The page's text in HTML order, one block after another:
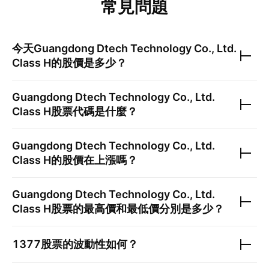
常見問題
今天Guangdong Dtech Technology Co., Ltd.
Class H的股價是多少？
Guangdong Dtech Technology Co., Ltd.
Class H股票代碼是什麼？
Guangdong Dtech Technology Co., Ltd.
Class H的股價在上漲嗎？
Guangdong Dtech Technology Co., Ltd.
Class H股票的最高價和最低價分別是多少？
1377股票的波動性如何？